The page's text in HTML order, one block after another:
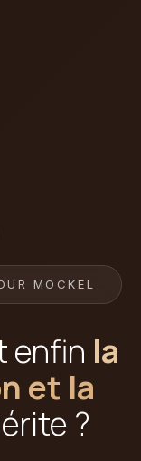
MOCKEL
enfin la
et la
?